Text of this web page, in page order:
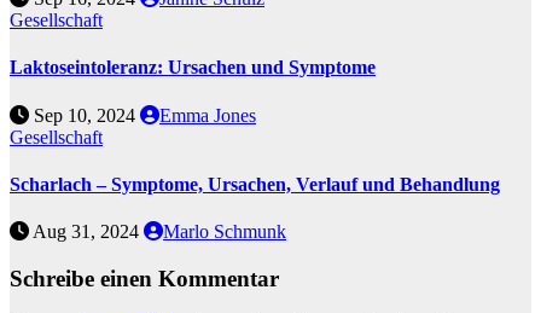
Gesellschaft
Laktoseintoleranz: Ursachen und Symptome
Sep 10, 2024
Emma Jones
Gesellschaft
Scharlach – Symptome, Ursachen, Verlauf und Behandlung
Aug 31, 2024 Marlo Schmunk
Schreibe einen Kommentar